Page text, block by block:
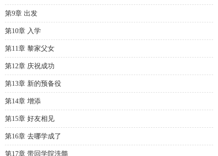
第9章 出发
第10章 入学
第11章 黎家父女
第12章 庆祝成功
第13章 新的预备役
第14章 增添
第15章 好友相见
第16章 去哪学成了
第17章 带回学院洗髓